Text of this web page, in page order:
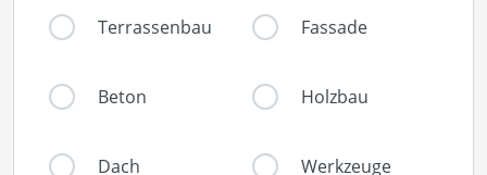
Terrassenbau Fassade
Beton Holzbau
Dach Werkzeuge